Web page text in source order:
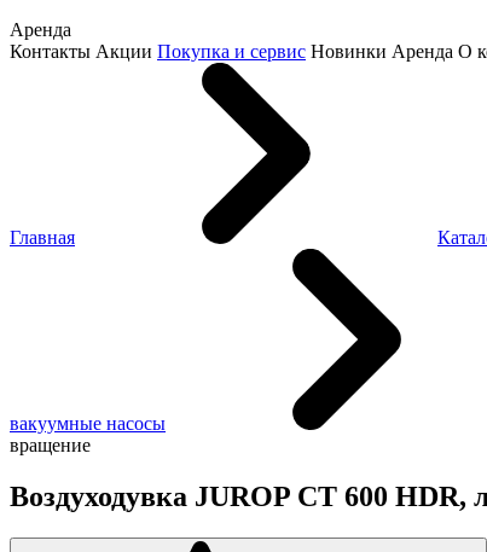
Аренда
Контакты Акции Покупка и сервис Новинки Аренда О
Главная
вакуумные насосы
вращение
Воздуходувка JUROP CT 600 HDR,